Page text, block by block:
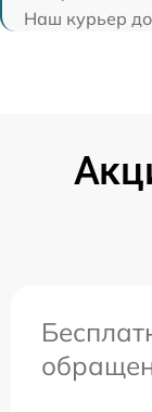
Наш курьер